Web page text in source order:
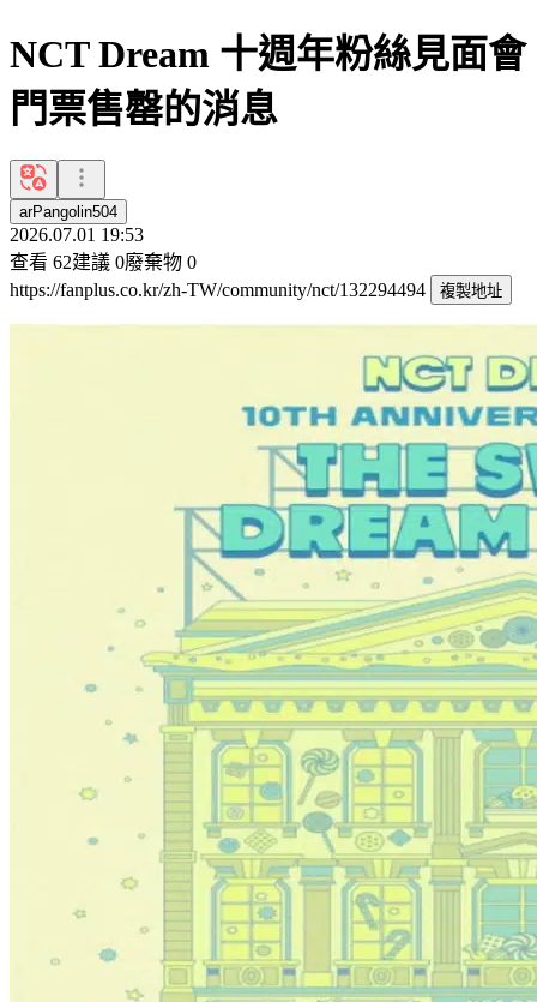
NCT Dream 十週年粉絲見面會
門票售罄的消息
arPangolin504
2026.07.01 19:53
查看 62建議 0廢棄物 0
https://fanplus.co.kr/zh-TW/community/nct/132294494
複製地址